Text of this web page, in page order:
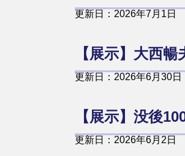
更新日：2026年7月1日
【展示】大西
更新日：2026年6月30日
【展示】没後
更新日：2026年6月2日